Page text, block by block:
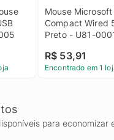
Mouse Microsoft
Compact Wired
Preto - U81-
R$ 53,91
Encontrado em 1
para economizar